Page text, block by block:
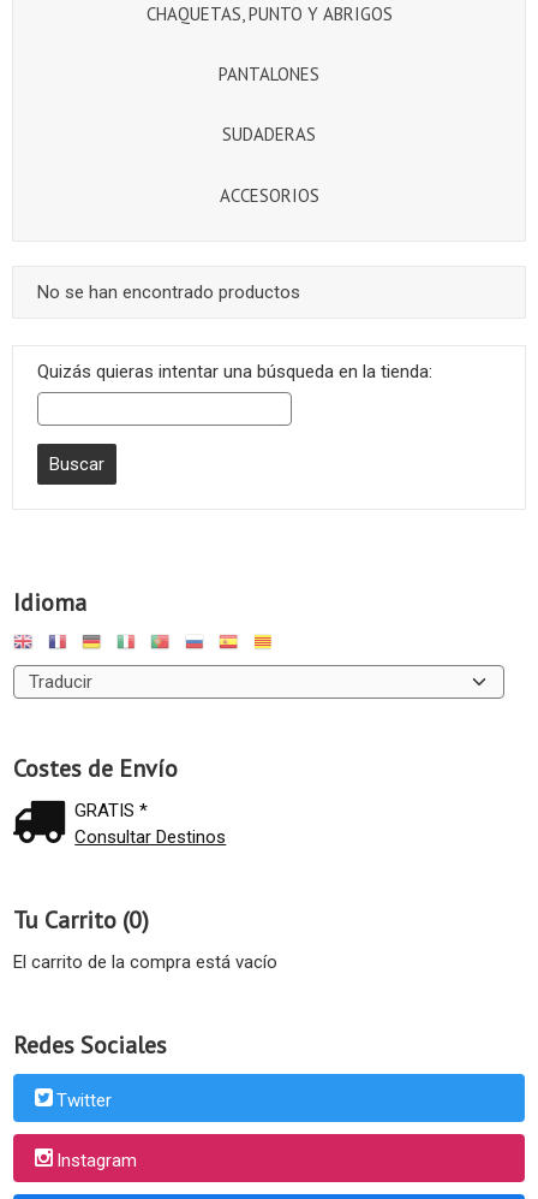
Idioma
Costes de Envío
GRATIS *
Consultar Destinos
Tu Carrito (0)
El carrito de la compra está vacío
Redes Sociales
Twitter
Instagram
CHAQUETAS, PUNTO Y ABRIGOS
PANTALONES
SUDADERAS
ACCESORIOS
No se han encontrado productos
Quizás quieras intentar una búsqueda en la tienda: